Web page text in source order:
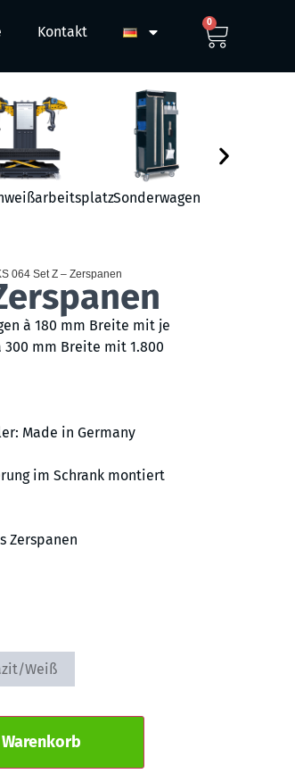
Kontakt
0
Sonderwagen
064 Set Z – Zerspanen
à 180 mm Breite mit je
300 mm Breite mit 1.800
Made in Germany
im Schrank montiert
Zerspanen
Weiß